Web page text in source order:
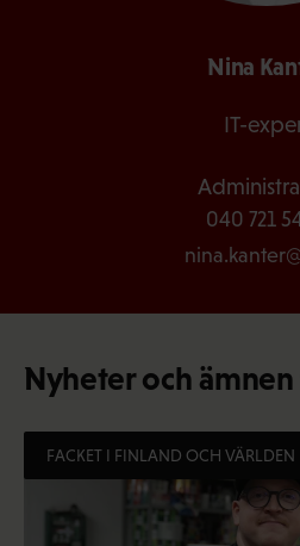
Nina
IT-
040 721
Nyheter och
FACKET I FINLAND OCH VÄRLDEN